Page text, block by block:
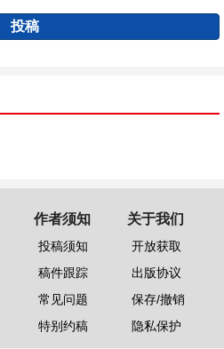
投稿
作者须知
投稿须知
稿件跟踪
常见问题
特别约稿
关于我们
开放获取
出版协议
保存/撤销
隐私保护